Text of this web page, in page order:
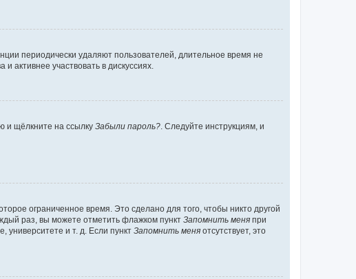
периодически удаляют пользователей, длительное время не
активнее участвовать в дискуссиях.
и щёлкните на ссылку Забыли пароль?. Следуйте инструкциям, и
ограниченное время. Это сделано для того, чтобы никто другой
раз, вы можете отметить флажком пункт Запомнить меня при
и т. д. Если пункт Запомнить меня отсутствует, это